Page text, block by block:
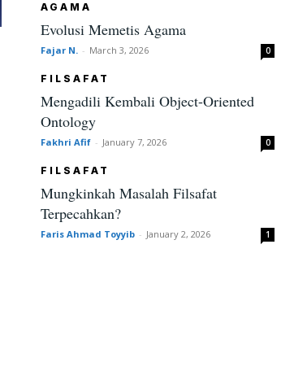
AGAMA
Evolusi Memetis Agama
Fajar N. - March 3, 2026 0
FILSAFAT
Mengadili Kembali Object-Oriented
Ontology
Fakhri Afif - January 7, 2026 0
FILSAFAT
Mungkinkah Masalah Filsafat
Terpecahkan?
Faris Ahmad Toyyib - January 2, 2026 1